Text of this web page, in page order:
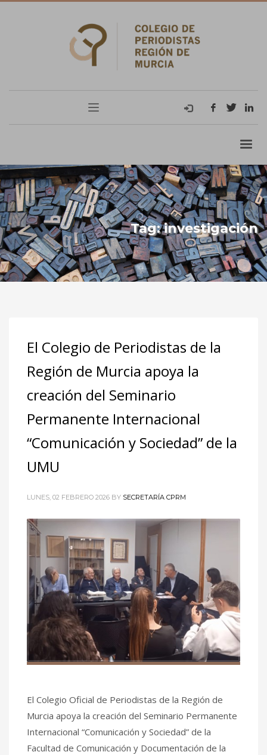
Tag: investigación
El Colegio de Periodistas de la
Región de Murcia apoya la
creación del Seminario
Permanente Internacional
“Comunicación y Sociedad” de la
UMU
LUNES, 02 FEBRERO 2026 BY SECRETARÍA CPRM
El Colegio Oficial de Periodistas de la Región de
Murcia apoya la creación del Seminario Permanente
Internacional “Comunicación y Sociedad” de la
Facultad de Comunicación y Documentación de la